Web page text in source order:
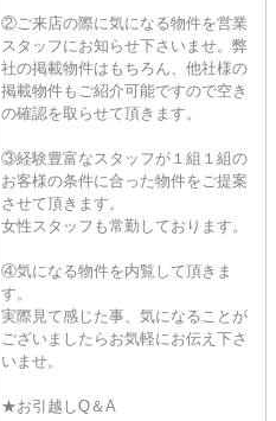
②ご来店の際に気になる物件を営業
スタッフにお知らせ下さいませ。弊
社の掲載物件はもちろん、他社様の
掲載物件もご紹介可能ですので空き
の確認を取らせて頂きます。
③経験豊富なスタッフが１組１組の
お客様の条件に合った物件をご提案
させて頂きます。
女性スタッフも常勤しております。
④気になる物件を内覧して頂きま
す。
実際見て感じた事、気になることが
ございましたらお気軽にお伝え下さ
いませ。
★お引越しQ＆A